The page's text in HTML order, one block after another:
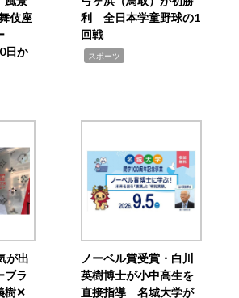
伎座
日か
利 全日本学童野球の1
回戦
スポーツ
が出
ラ
樹✕
ノーベル賞受賞・白川
英樹博士が小中高生を
直接指導 名城大学が